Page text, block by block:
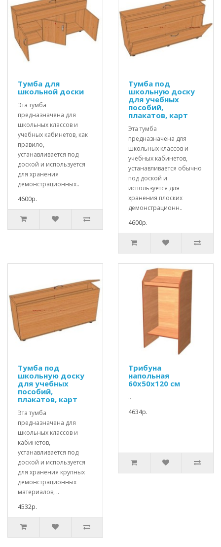
Тумба для
школьной доски
Эта тумба
предназначена для
школьных классов и
учебных кабинетов, как
правило,
устанавливается под
доской и используется
для хранения
демонстрационных..
4600р.
Тумба под
школьную доску
для учебных
пособий,
плакатов, карт
Эта тумба
предназначена для
школьных классов и
учебных кабинетов,
устанавливается обычно
под доской и
используется для
хранения плоских
демонстрационн..
4600р.
Тумба под
школьную доску
для учебных
пособий,
плакатов, карт
Эта тумба
предназначена для
школьных классов и
кабинетов,
устанавливается под
доской и используется
для хранения крупных
демонстрационных
материалов, ..
4532р.
Трибуна
напольная
60х50х120 см
..
4634р.